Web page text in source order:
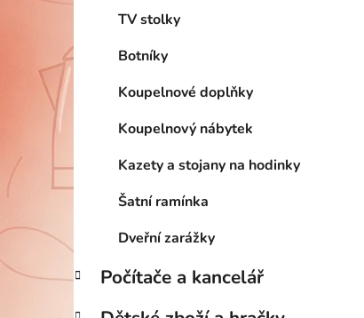
TV stolky
Botníky
Koupelnové doplňky
Koupelnový nábytek
Kazety a stojany na hodinky
Šatní ramínka
Dveřní zarážky
Počítače a kancelář